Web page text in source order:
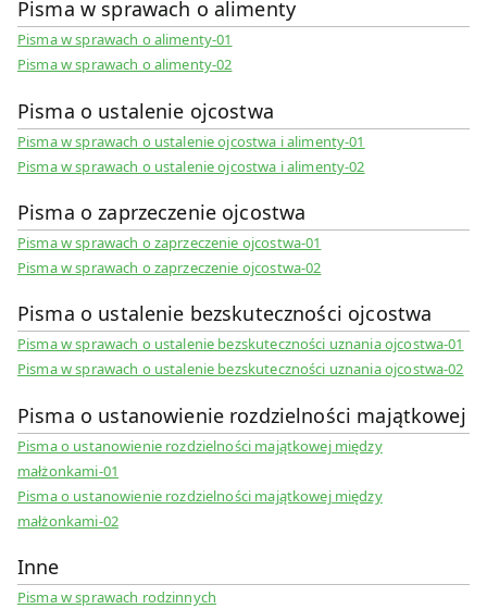
Pisma w sprawach o alimenty
Pisma w sprawach o alimenty-01
Pisma w sprawach o alimenty-02
Pisma o ustalenie ojcostwa
Pisma w sprawach o ustalenie ojcostwa i alimenty-01
Pisma w sprawach o ustalenie ojcostwa i alimenty-02
Pisma o zaprzeczenie ojcostwa
Pisma w sprawach o zaprzeczenie ojcostwa-01
Pisma w sprawach o zaprzeczenie ojcostwa-02
Pisma o ustalenie bezskuteczności ojcostwa
Pisma w sprawach o ustalenie bezskuteczności uznania ojcostwa-01
Pisma w sprawach o ustalenie bezskuteczności uznania ojcostwa-02
Pisma o ustanowienie rozdzielności majątkowej
Pisma o ustanowienie rozdzielności majątkowej między
małżonkami-01
Pisma o ustanowienie rozdzielności majątkowej między
małżonkami-02
Inne
Pisma w sprawach rodzinnych